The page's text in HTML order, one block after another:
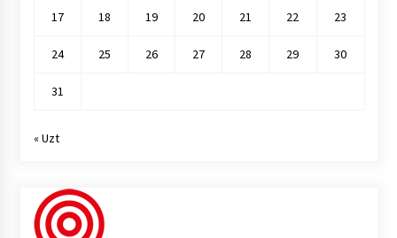
17 18 19 20 21 22 23
24 25 26 27 28 29 30
31
« Uzt